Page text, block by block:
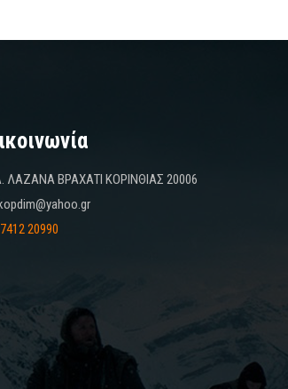
ΛΑΖΑΝΑ ΒΡΑΧΑΤΙ ΚΟΡΙΝΘΙΑΣ 20006
20990